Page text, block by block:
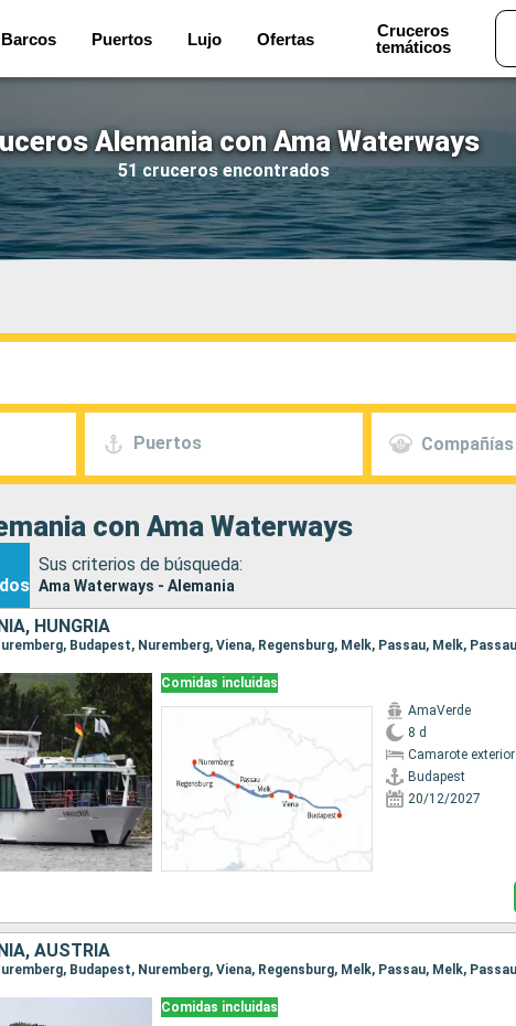
Barcos Puertos Lujo Ofertas
Cruceros
temáticos
Alemania con Ama Waterways
51 cruceros encontrados
Puertos Compañías
con Ama Waterways
Sus criterios de búsqueda:
Ama Waterways - Alemania
HUNGRÍA
Comidas incluidas
AmaVerde
8 d
Camarote exterior
Budapest
20/12/2027
AUSTRIA
Comidas incluidas